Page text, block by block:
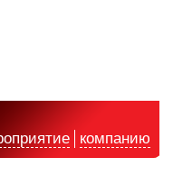
компанию